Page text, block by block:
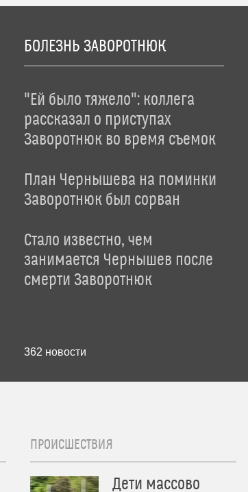
БОЛЕЗНЬ ЗАВОРОТНЮК
"Ей было тяжело": коллега
рассказал о приступах
Заворотнюк во время съемок
План Чернышева на поминки
Заворотнюк был сорван
Стало известно, чем
занимается Чернышев после
смерти Заворотнюк
362 новости
ПРОИСШЕСТВИЯ
Дети массово